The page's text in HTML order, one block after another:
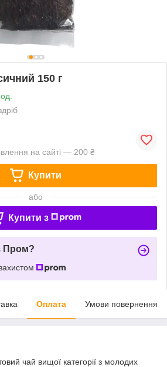
150 г
на сайті — 200 ₴
Купити
або
Купити з
Пром?
Оплата Умови повернення
чай вищої категорії з молодих